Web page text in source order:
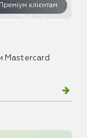
Преміум клієнтам
Mastercard